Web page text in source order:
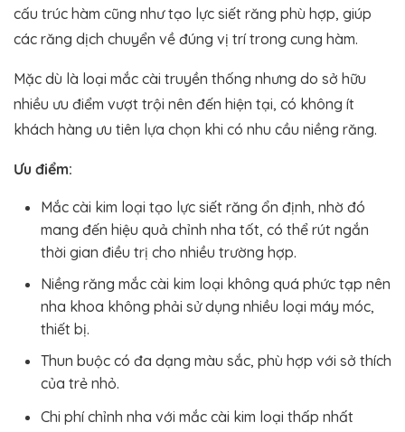
cấu trúc hàm cũng như tạo lực siết răng phù hợp, giúp
các răng dịch chuyển về đúng vị trí trong cung hàm.
Mặc dù là loại mắc cài truyền thống nhưng do sở hữu
nhiều ưu điểm vượt trội nên đến hiện tại, có không ít
khách hàng ưu tiên lựa chọn khi có nhu cầu niềng răng.
Ưu điểm:
Mắc cài kim loại tạo lực siết răng ổn định, nhờ đó
mang đến hiệu quả chỉnh nha tốt, có thể rút ngắn
thời gian điều trị cho nhiều trường hợp.
Niềng răng mắc cài kim loại không quá phức tạp nên
nha khoa không phải sử dụng nhiều loại máy móc,
thiết bị.
Thun buộc có đa dạng màu sắc, phù hợp với sở thích
của trẻ nhỏ.
Chi phí chỉnh nha với mắc cài kim loại thấp nhất